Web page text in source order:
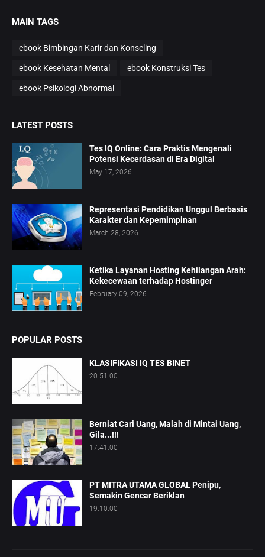
MAIN TAGS
ebook Bimbingan Karir dan Konseling
ebook Kesehatan Mental ebook Konstruksi Tes
ebook Psikologi Abnormal
LATEST POSTS
Tes IQ Online: Cara Praktis Mengenali
Potensi Kecerdasan di Era Digital
May 17, 2026
Representasi Pendidikan Unggul Berbasis
Karakter dan Kepemimpinan
March 28, 2026
Ketika Layanan Hosting Kehilangan Arah:
Kekecewaan terhadap Hostinger
February 09, 2026
POPULAR POSTS
KLASIFIKASI IQ TES BINET
20.51.00
Berniat Cari Uang, Malah di Mintai Uang,
Gila...!!!
17.41.00
PT MITRA UTAMA GLOBAL Penipu,
Semakin Gencar Beriklan
19.10.00